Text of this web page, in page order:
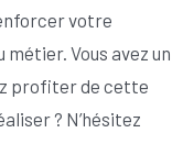
votre
Vous avez un
profiter de cette
? N’hésitez